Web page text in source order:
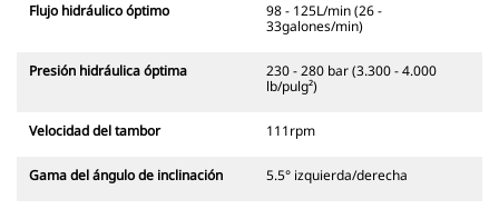
Flujo hidráulico óptimo
98 - 125L/min (26 -
33galones/min)
Presión hidráulica óptima
230 - 280 bar (3.300 - 4.000
lb/pulg²)
Velocidad del tambor 111rpm
Gama del ángulo de inclinación 5.5° izquierda/derecha